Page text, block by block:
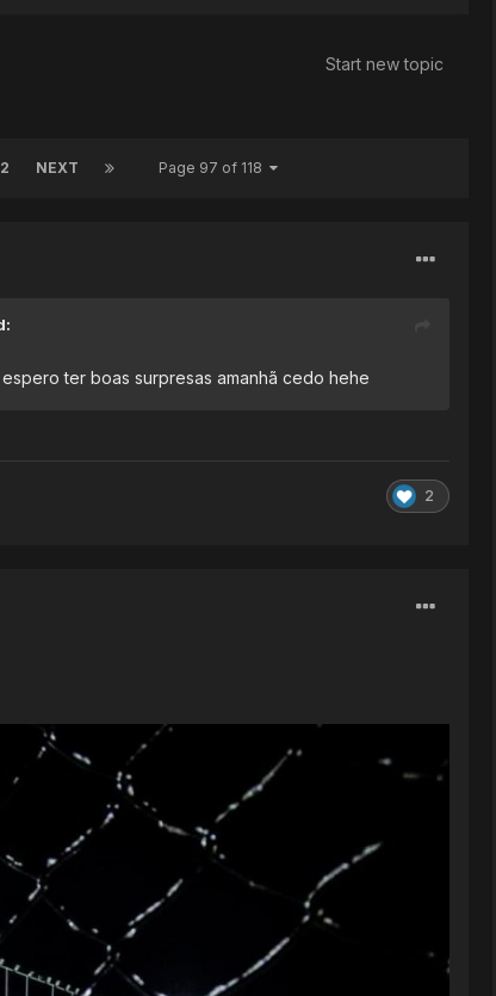
Start new topic
NEXT Page 97 of 118
ter boas surpresas amanhã cedo hehe
2